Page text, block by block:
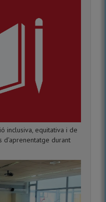
inclusiva, equitativa i de
d'aprenentatge durant